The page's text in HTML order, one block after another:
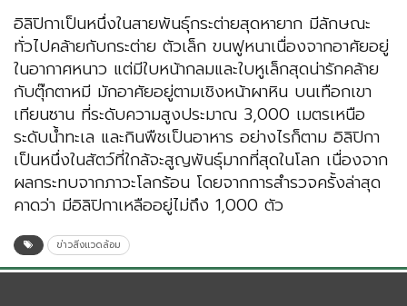
อิลิปิกาเป็นหนึ่งในสายพันธุ์กระต่ายสุดหายาก มีลักษณะ
ทั่วไปคล้ายกับกระต่าย ตัวเล็ก ขนฟูหนาเนื่องจากอาศัยอยู่
ในอากาศหนาว แต่มีใบหน้ากลมและใบหูเล็กสุดน่ารักคล้าย
กับตุ๊กตาหมี มักอาศัยอยู่ตามเชิงหน้าผาหิน บนเทือกเขา
เทียนซาน ที่ระดับความสูงประมาณ 3,000 เมตรเหนือ
ระดับน้ำทะเล และกินพืชเป็นอาหาร อย่างไรก็ตาม อิลิปิกา
เป็นหนึ่งในสัตว์ที่ใกล้จะสูญพันธุ์มากที่สุดในโลก เนื่องจาก
ผลกระทบจากภาวะโลกร้อน โดยจากการสำรวจครั้งล่าสุด
คาดว่า มีอิลิปิกาเหลืออยู่ไม่ถึง 1,000 ตัว
ข่าวสิ่งแวดล้อม